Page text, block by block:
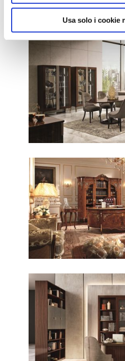
Usa solo i cookie
Richmond
CLASSICO /
Reggenza